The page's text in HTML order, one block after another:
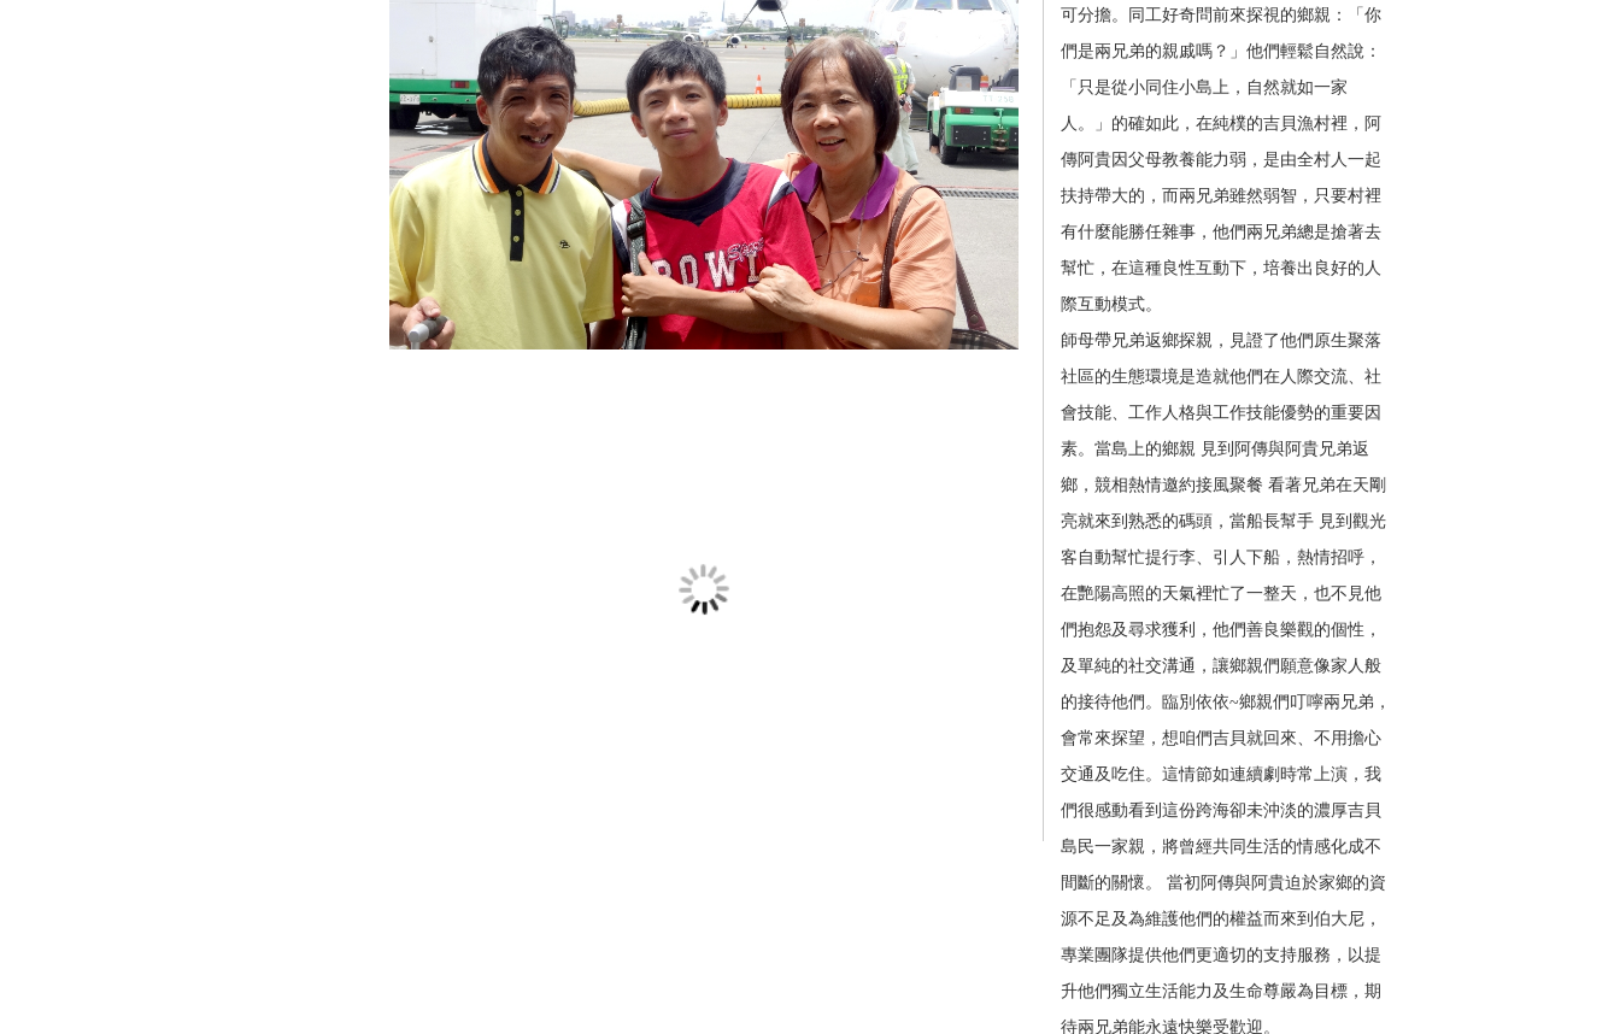
可分擔。同工好奇問前來探視的鄉親：「你
們是兩兄弟的親戚嗎？」他們輕鬆自然說：
「只是從小同住小島上，自然就如一家
人。」的確如此，在純樸的吉貝漁村裡，阿
傳阿貴因父母教養能力弱，是由全村人一起
扶持帶大的，而兩兄弟雖然弱智，只要村裡
有什麼能勝任雜事，他們兩兄弟總是搶著去
幫忙，在這種良性互動下，培養出良好的人
際互動模式。
師母帶兄弟返鄉探親，見證了他們原生聚落
社區的生態環境是造就他們在人際交流、社
會技能、工作人格與工作技能優勢的重要因
素。當島上的鄉親 見到阿傳與阿貴兄弟返
鄉，競相熱情邀約接風聚餐 看著兄弟在天剛
亮就來到熟悉的碼頭，當船長幫手 見到觀光
客自動幫忙提行李、引人下船，熱情招呼，
在艷陽高照的天氣裡忙了一整天，也不見他
們抱怨及尋求獲利，他們善良樂觀的個性，
及單純的社交溝通，讓鄉親們願意像家人般
的接待他們。臨別依依~鄉親們叮嚀兩兄弟，
會常來探望，想咱們吉貝就回來、不用擔心
交通及吃住。這情節如連續劇時常上演，我
們很感動看到這份跨海卻未沖淡的濃厚吉貝
島民一家親，將曾經共同生活的情感化成不
間斷的關懷。 當初阿傳與阿貴迫於家鄉的資
源不足及為維護他們的權益而來到伯大尼，
專業團隊提供他們更適切的支持服務，以提
升他們獨立生活能力及生命尊嚴為目標，期
待兩兄弟能永遠快樂受歡迎。